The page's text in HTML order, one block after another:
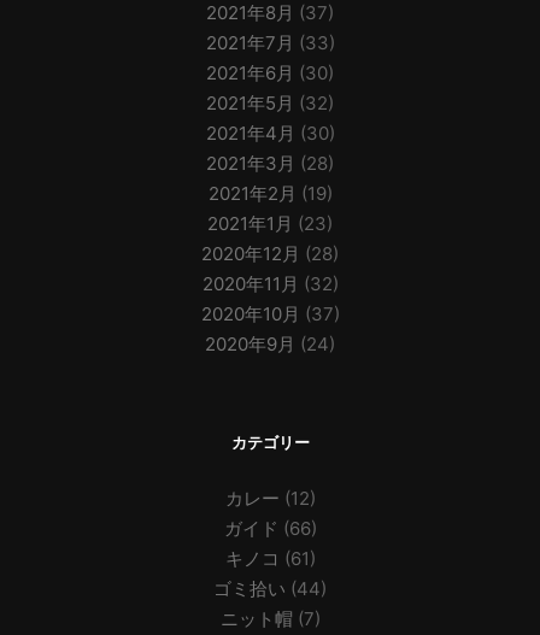
2021年8月 (37)
2021年7月 (33)
2021年6月 (30)
2021年5月 (32)
2021年4月 (30)
2021年3月 (28)
2021年2月 (19)
2021年1月 (23)
2020年12月 (28)
2020年11月 (32)
2020年10月 (37)
2020年9月 (24)
カテゴリー
カレー (12)
ガイド (66)
キノコ (61)
ゴミ拾い (44)
ニット帽 (7)